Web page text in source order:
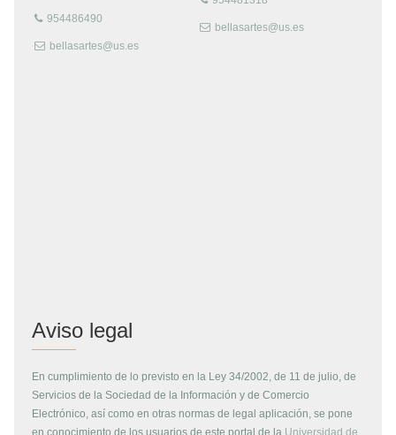
954486490
bellasartes@us.es
bellasartes@us.es
Aviso legal
En cumplimiento de lo previsto en la Ley 34/2002, de 11 de julio, de
Servicios de la Sociedad de la Información y de Comercio
Electrónico, así como en otras normas de legal aplicación, se pone
en conocimiento de los usuarios de este portal de la Universidad de